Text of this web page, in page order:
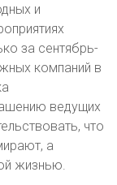
и
за сентябрь-
компаний в
ведущих
что
а
жизнью.